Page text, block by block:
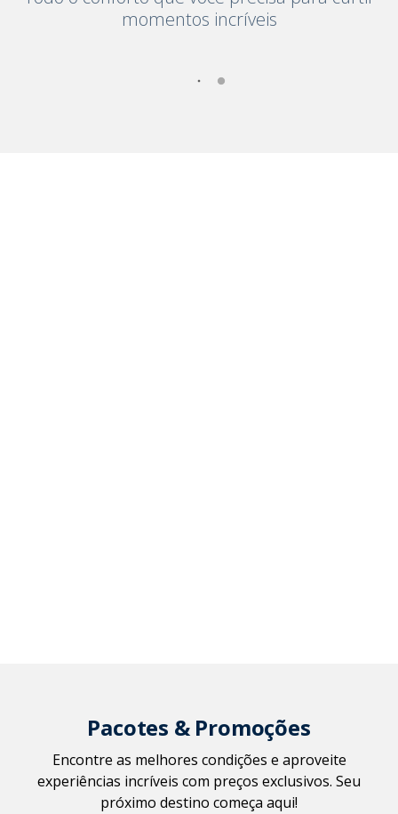
momentos incríveis
Pacotes & Promoções
Encontre as melhores condições e aproveite
experiências incríveis com preços exclusivos. Seu
próximo destino começa aqui!